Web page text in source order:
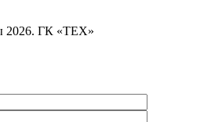
2026. ГК «ТЕХ»